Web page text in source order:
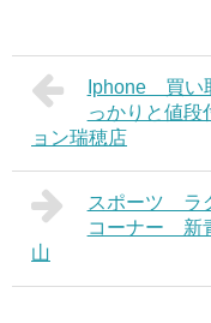
Iphone 買い
っかりと値段
ョン瑞穂店
スポーツ ラ
コーナー
山